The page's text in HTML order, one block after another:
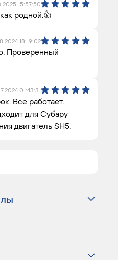
15:57:50
родной.👍
18:19:02
Проверенный
01:43:31
Все работает.
для Субару
двигатель SH5.